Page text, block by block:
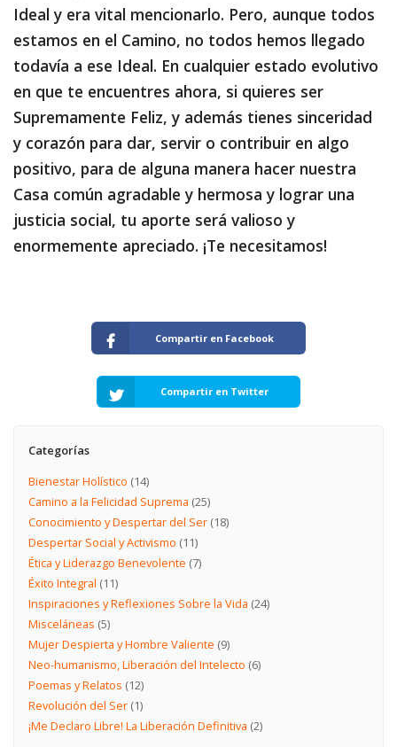
Ideal y era vital mencionarlo. Pero, aunque todos
estamos en el Camino, no todos hemos llegado
todavía a ese Ideal. En cualquier estado evolutivo
en que te encuentres ahora, si quieres ser
Supremamente Feliz, y además tienes sinceridad
y corazón para dar, servir o contribuir en algo
positivo, para de alguna manera hacer nuestra
Casa común agradable y hermosa y lograr una
justicia social, tu aporte será valioso y
enormemente apreciado. ¡Te necesitamos!
Compartir en Facebook
Compartir en Twitter
Categorías
Bienestar Holístico (14)
Camino a la Felicidad Suprema (25)
Conocimiento y Despertar del Ser(18)
Despertar Social y Activismo (11)
Ética y Liderazgo Benevolente (7)
Éxito Integral (11)
Inspiraciones y Reflexiones Sobre la Vida (24)
Misceláneas (5)
Mujer Despierta y Hombre Valiente (9)
Neo-humanismo, Liberación del Intelecto (6)
Poemas y Relatos (12)
Revolución del Ser(1)
¡Me Declaro Libre! La Liberación Definitiva (2)